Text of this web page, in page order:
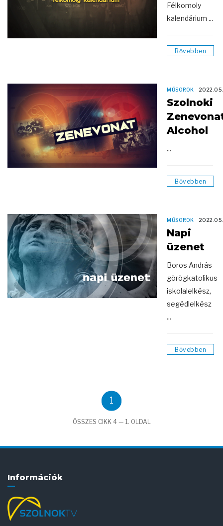
Félkomoly
kalendárium ...
Bővebben
MŰSOROK
Szolnoki
Alcohol
...
Bővebben
MŰSOROK
Napi
üzenet
Boros András
görögkatolikus
iskolalelkész,
segédlelkész
...
Bővebben
1
ÖSSZES CIKK 4 — 1. OLDAL
Információk